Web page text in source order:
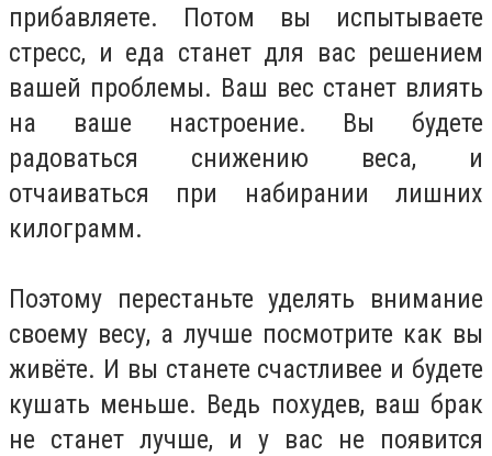
прибавляете. Потом вы испытываете
стресс, и еда станет для вас решением
вашей проблемы. Ваш вес станет влиять
на ваше настроение. Вы будете
радоваться снижению веса, и
отчаиваться при набирании лишних
килограмм.
Поэтому перестаньте уделять внимание
своему весу, а лучше посмотрите как вы
живёте. И вы станете счастливее и будете
кушать меньше. Ведь похудев, ваш брак
не станет лучше, и у вас не появится